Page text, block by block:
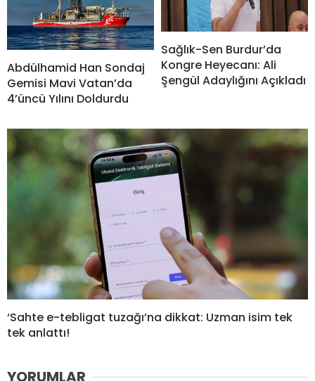
Abdülhamid Han Sondaj
Gemisi Mavi Vatan’da
4’üncü Yılını Doldurdu
Sağlık-Sen Burdur’da
Kongre Heyecanı: Ali
Şengül Adaylığını Açıkladı
‘Sahte e-tebligat tuzağı’na dikkat: Uzman isim tek
tek anlattı!
YORUMLAR